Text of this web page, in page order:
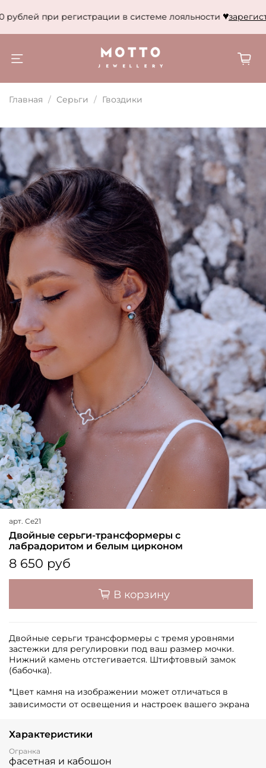
при регистрации в системе лояльности
Главная Серьги Гвоздики
арт. Се21
Двойные серьги-трансформеры с
лабрадоритом и белым цирконом
8 650 руб
В корзину
Двойные серьги трансформеры с тремя уровнями
застежки для регулировки под ваш размер мочки.
Нижний камень отстегивается. Штифтоввый замок
(бабочка).
*Цвет камня на изображении может отличаться в
зависимости от освещения и настроек вашего экрана
Характеристики
Огранка
фасетная и кабошон